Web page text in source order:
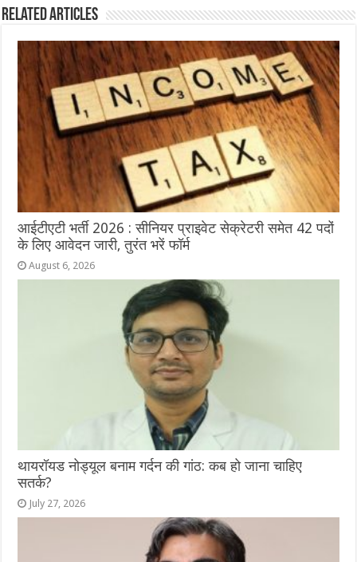
Related Articles
आईटीएटी भर्ती 2026 : सीनियर प्राइवेट सेक्रेटरी समेत 42 पदों
के लिए आवेदन जारी, तुरंत भरें फॉर्म
August 6, 2026
थायरॉयड नोड्यूल बनाम गर्दन की गांठ: कब हो जाना चाहिए
सतर्क?
July 27, 2026